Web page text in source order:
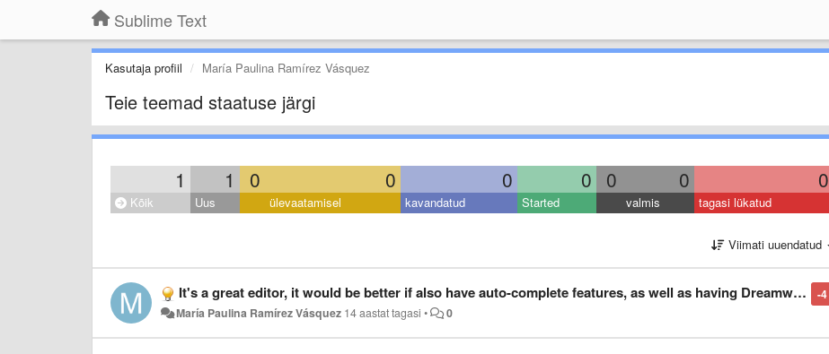
Sublime Text
Kasutaja profiil María Paulina Ramírez Vásquez
Teie teemad staatuse järgi
1 1 0 0 0 0 0 0 0
Kõik Uus ülevaatamisel kavandatud Started valmis tagasi lükatud
Viimati uuendatud
-4
It's a great editor, it would be better if also have auto-complete features, as well as having Dreamweaver, would surely be a very useful feature.
María Paulina Ramírez Vásquez 14 aastat tagasi • 0